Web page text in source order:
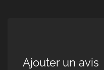
Ajouter un avis